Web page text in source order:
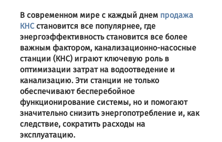
В современном мире с каждый днем продажа
КНСстановится все популярнее, где
энергоэффективность становится все более
важным фактором, канализационно-насосные
станции (КНС) играют ключевую роль в
оптимизации затрат на водоотведение и
канализацию. Эти станции не только
обеспечивают бесперебойное
функционирование системы, но и помогают
значительно снизить энергопотребление и, как
следствие, сократить расходы на
эксплуатацию.